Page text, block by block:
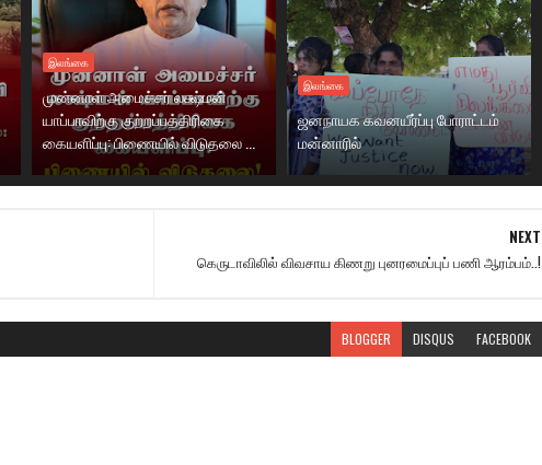
இலங்கை
முன்னாள் அமைச்சர் லக்ஷ்மன்
யாப்பாவிற்கு குற்றப்பத்திரிகை
கையளிப்பு: பிணையில் விடுதலை ...
இலங்கை
ஜனநாயக கவனயீர்ப்பு போராட்டம்
மன்னாரில்
NEXT
கெருடாவிலில் விவசாய கிணறு புனரமைப்புப் பணி ஆரம்பம்..!
BLOGGER DISQUS FACEBOOK